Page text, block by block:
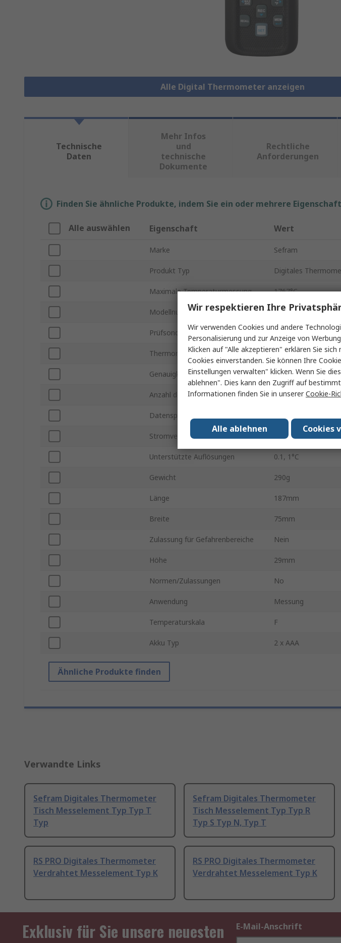
Alle Digital Thermometer anzeigen
Technische
Daten
Mehr Infos
und
technische
Dokumente
Rechtliche
Anforderungen
Finden Sie ähnliche Produkte, indem Sie ein oder mehrere
Alle auswählen Eigenschaft Wert
Marke Sefram
Produkt Typ Digitales
Maximale Temperaturmessung 1767°C
Modellnummer SEFRAM9816B
Prüfsonden Typ Typ E, K, Typ R,
Thermometer Typ Tisch
Genauigkeit 0.1% of
Anzahl der Temperatureingänge 4
Datenspeicherung
Stromversorgung 1,5-Volt-Akku
Unterstützte Auflösungen 0.1, 1°C
Gewicht 290g
Länge 187mm
Breite 75mm
Zulassung für Gefahrenbereiche Nein
Höhe 29mm
Normen/Zulassungen No
Anwendung Messung
Temperaturskala F
Akku Typ 2 x AAA
Ähnliche Produkte finden
Verwandte Links
Sefram Digitales Thermometer
Tisch Messelement Typ Typ T
Typ
Sefram Digitales Thermometer
Tisch Messelement Typ Typ R
Typ S Typ N, Typ T
RS PRO Digitales Thermometer
Verdrahtet Messelement Typ K
RS PRO Digitales Thermometer
Verdrahtet Messelement Typ K
Exklusiv für Sie unsere neuesten
E-Mail-Anschrift
Wir respektieren Ihre
Wir verwenden Cookies und andere
Personalisierung und zur Anzeige von
Klicken auf "Alle akzeptieren" erklären Sie
Cookies einverstanden. Sie können Ihre
Einstellungen verwalten" klicken. Wenn Sie
ablehnen". Dies kann den Zugriff auf
Informationen finden Sie in unsererCookie-
Cookies
Alle ablehnen